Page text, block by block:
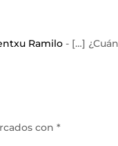
Ramilo - […]
con*